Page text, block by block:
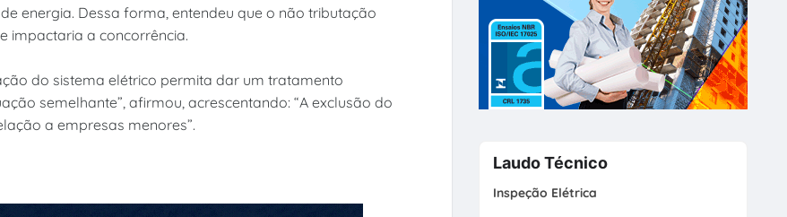
energia. Dessa forma, entendeu que o não tributação
impactaria a concorrência.
do sistema elétrico permita dar um tratamento
semelhante”, afirmou, acrescentando: “A exclusão do
a empresas menores”.
Laudo Técnico
Inspeção Elétrica